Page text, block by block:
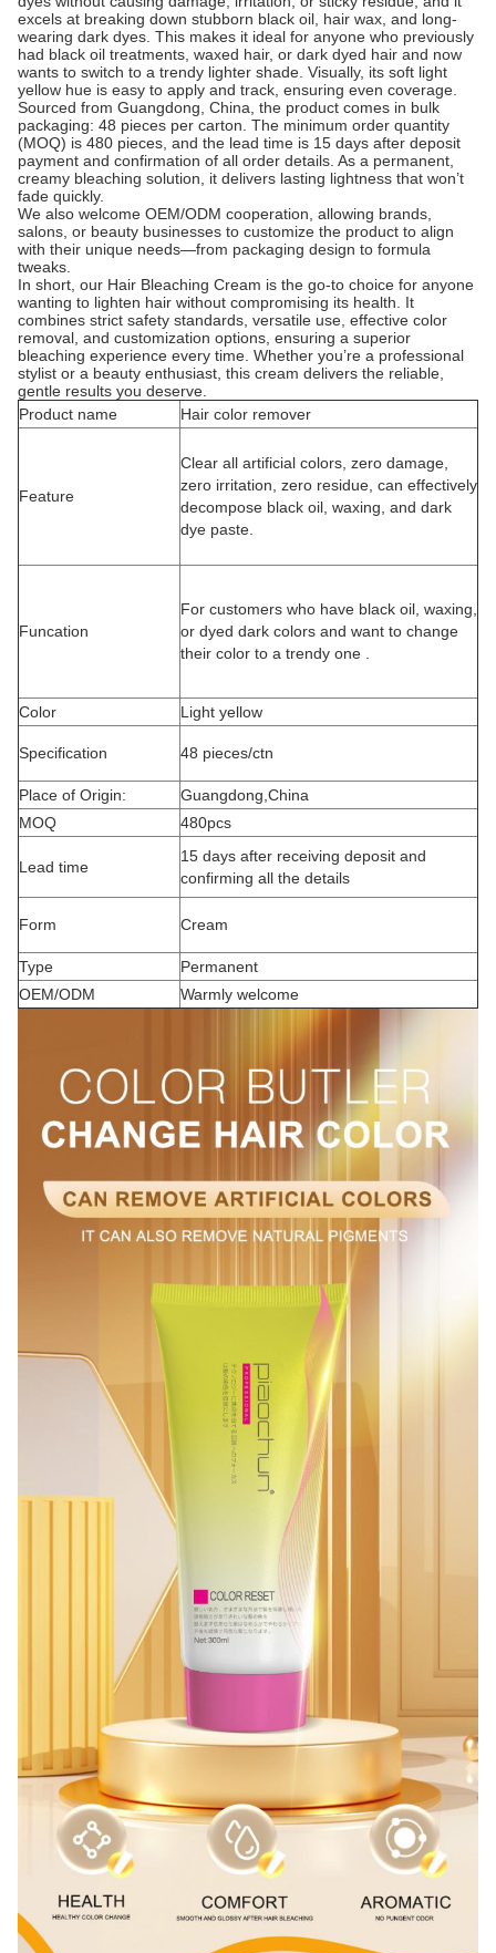
excels at breaking down stubborn black oil, hair wax, and long-
wearing dark dyes. This makes it ideal for anyone who previously
had black oil treatments, waxed hair, or dark dyed hair and now
wants to switch to a trendy lighter shade. Visually, its soft light
yellow hue is easy to apply and track, ensuring even coverage.
Sourced from Guangdong, China, the product comes in bulk
packaging: 48 pieces per carton. The minimum order quantity
(MOQ) is 480 pieces, and the lead time is 15 days after deposit
payment and confirmation of all order details. As a permanent,
creamy bleaching solution, it delivers lasting lightness that won’t
fade quickly.
We also welcome OEM/ODM cooperation, allowing brands,
salons, or beauty businesses to customize the product to align
with their unique needs—from packaging design to formula
tweaks.
In short, our Hair Bleaching Cream is the go-to choice for anyone
wanting to lighten hair without compromising its health. It
combines strict safety standards, versatile use, effective color
removal, and customization options, ensuring a superior
bleaching experience every time. Whether you’re a professional
stylist or a beauty enthusiast, this cream delivers the reliable,
gentle results you deserve.
Product name
Hair color remover
Feature
Clear all artificial colors, zero damage,
zero irritation, zero residue, can effectively
decompose black oil, waxing, and dark
dye paste.
Funcation
For customers who have black oil, waxing,
or dyed dark colors and want to change
their color to a trendy one .
Color Light yellow
Specification 48 pieces/ctn
Place of Origin:
Guangdong,China
MOQ
480pcs
Lead time
15 days after receiving deposit and
confirming all the details
Form Cream
Type
Permanent
OEM/ODM
Warmly welcome